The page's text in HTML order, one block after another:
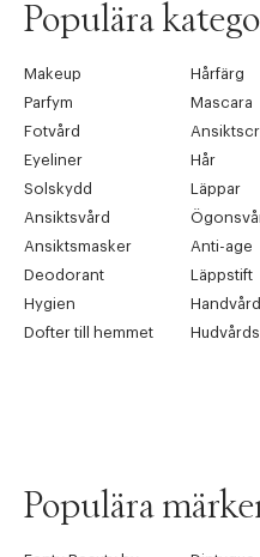
Populära
Makeup Hårfärg
Parfym
Mascara
Fotvård
Eyeliner
Hår
Solskydd
Läppar
Ansiktsvård
Ansiktsmasker
Anti-age
Deodorant
Läppstift
Hygien
Handvård
Dofter till hemmet
Populära